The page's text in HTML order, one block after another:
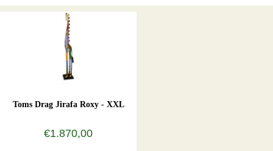
Toms Drag Jirafa Roxy - XXL
€1.870,00